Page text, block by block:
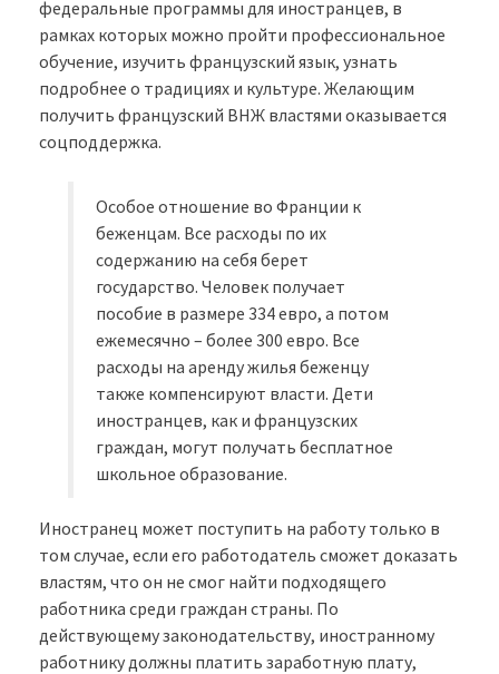
федеральные программы для иностранцев, в
рамках которых можно пройти профессиональное
обучение, изучить французский язык, узнать
подробнее о традициях и культуре. Желающим
получить французский ВНЖ властями оказывается
соцподдержка.
Особое отношение во Франции к
беженцам. Все расходы по их
содержанию на себя берет
государство. Человек получает
пособие в размере 334 евро, а потом
ежемесячно – более 300 евро. Все
расходы на аренду жилья беженцу
также компенсируют власти. Дети
иностранцев, как и французских
граждан, могут получать бесплатное
школьное образование.
Иностранец может поступить на работу только в
том случае, если его работодатель сможет доказать
властям, что он не смог найти подходящего
работника среди граждан страны. По
действующему законодательству, иностранному
работнику должны платить заработную плату,